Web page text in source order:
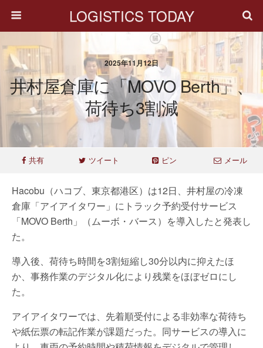
LOGISTICS TODAY
2025年11月12日
井村屋倉庫に「MOVO Berth」、
荷待ち3割減
共有 ツイート ピン メール
Hacobu（ハコブ、東京都港区）は12日、井村屋の冷凍
倉庫「アイアイタワー」にトラック予約受付サービス
「MOVO Berth」（ムーボ・バース）を導入したと発表し
た。
導入後、荷待ち時間を3割短縮し30分以内に抑えたほ
か、事務作業のデジタル化により残業をほぼゼロにし
た。
アイアイタワーでは、先着順受付による非効率な荷待ち
や紙伝票の転記作業が課題だった。同サービスの導入に